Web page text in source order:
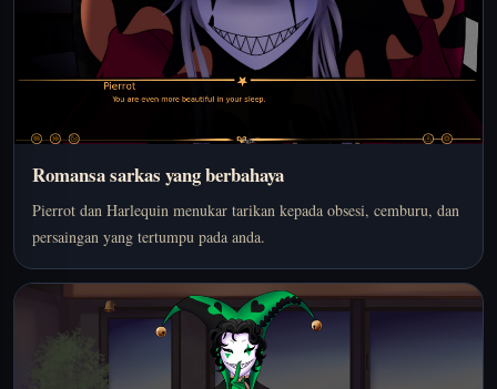
Romansa sarkas yang berbahaya
Pierrot dan Harlequin menukar tarikan kepada obsesi, cemburu, dan
persaingan yang tertumpu pada anda.